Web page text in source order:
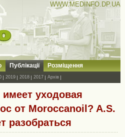
WWW.MEDINFO.DP.UA
Публікації Розміщення
2019 2018 2017 Архів
имеет уходовая
от Moroccanoil? A.S.
разобраться